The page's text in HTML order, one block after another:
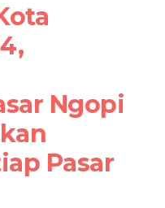
Ngopi
Pasar